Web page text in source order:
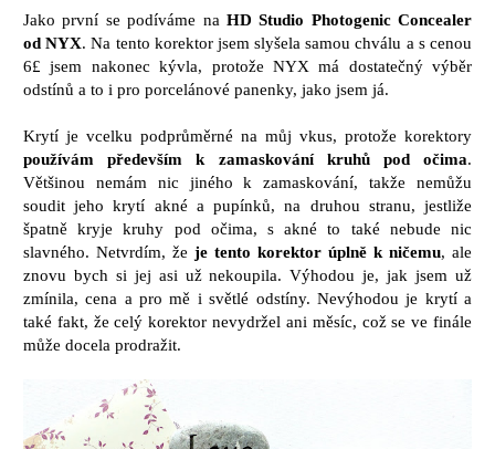
Jako první se podíváme na HD Studio Photogenic Concealer
od NYX. Na tento korektor jsem slyšela samou chválu a s cenou
6£ jsem nakonec kývla, protože NYX má dostatečný výběr
odstínů a to i pro porcelánové panenky, jako jsem já.
Krytí je vcelku podprůměrné na můj vkus, protože korektory
používám především k zamaskování kruhů pod očima.
Většinou nemám nic jiného k zamaskování, takže nemůžu
soudit jeho krytí akné a pupínků, na druhou stranu, jestliže
špatně kryje kruhy pod očima, s akné to také nebude nic
slavného. Netvrdím, že je tento korektor úplně k ničemu, ale
znovu bych si jej asi už nekoupila. Výhodou je, jak jsem už
zmínila, cena a pro mě i světlé odstíny. Nevýhodou je krytí a
také fakt, že celý korektor nevydržel ani měsíc, což se ve finále
může docela prodražit.